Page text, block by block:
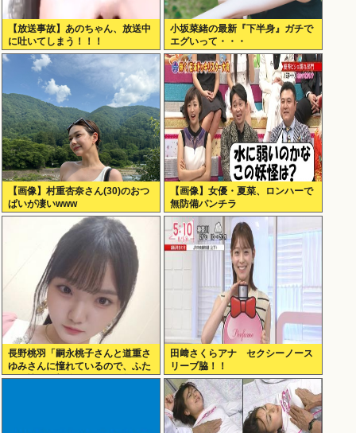
【放送事故】あのちゃん、放送中
に吐いてしまう！！！
小坂菜緒の最新『下半身』ガチで
エグいって・・・
【画像】村重杏奈さん(30)のおつ
ぱいが凄いwww
【画像】女優・夏菜、ロンハーで
無防備パンチラ
長野桃羽「嗣永桃子さんと道重さ
ゆみさんに憧れているので、ふた
りの憧れの部分をぎゅっと集めた
田﨑さくらアナ セクシーノース
リーブ脇！！